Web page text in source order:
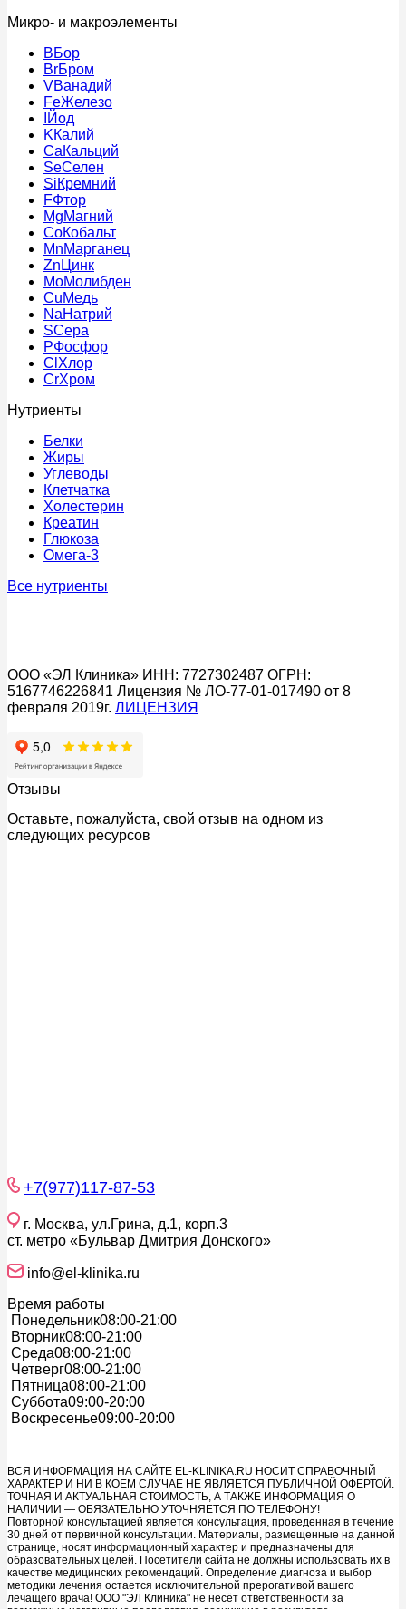
Микро- и макроэлементы
BБор
BrБром
VВанадий
FeЖелезо
Йод
KКалий
CaКальций
SeСелен
SiКремний
FФтор
MgМагний
CoКобальт
MnМарганец
Zn Цинк
MoМолибден
CuМедь
NaНатрий
SСера
PФосфор
Cl Хлор
CrХром
Нутриенты
Белки
Жиры
Углеводы
Клетчатка
Холестерин
Креатин
Глюкоза
Омега-3
Все нутриенты
ООО «ЭЛ Клиника» ИНН: 7727302487 ОГРН:
5167746226841 Лицензия № ЛО-77-01-017490 от 8
февраля 2019г. ЛИЦЕНЗИЯ
Отзывы
Оставьте, пожалуйста, свой отзыв на одном из
следующих ресурсов
+7(977)117-87-53
г. Москва, ул.Грина, д.1, корп.3
ст. метро «Бульвар Дмитрия Донского»
info@el-klinika.ru
Время работы
Понедельник08:00-21:00
Вторник08:00-21:00
Среда08:00-21:00
Четверг08:00-21:00
Пятница08:00-21:00
Суббота09:00-20:00
Воскресенье09:00-20:00
ВСЯ ИНФОРМАЦИЯ НА САЙТЕ EL-KLINIKA.RU НОСИТ СПРАВОЧНЫЙ
ХАРАКТЕР И НИ В КОЕМ СЛУЧАЕ НЕ ЯВЛЯЕТСЯ ПУБЛИЧНОЙ ОФЕРТОЙ.
ТОЧНАЯ И АКТУАЛЬНАЯ СТОИМОСТЬ, А ТАКЖЕ ИНФОРМАЦИЯ О
НАЛИЧИИ — ОБЯЗАТЕЛЬНО УТОЧНЯЕТСЯ ПО ТЕЛЕФОНУ!
Повторной консультацией является консультация, проведенная в течение
30 дней от первичной консультации. Материалы, размещенные на данной
странице, носят информационный характер и предназначены для
образовательных целей. Посетители сайта не должны использовать их в
качестве медицинских рекомендаций. Определение диагноза и выбор
методики лечения остается исключительной прерогативой вашего
лечащего врача! ООО "ЭЛ Клиника" не несёт ответственности за